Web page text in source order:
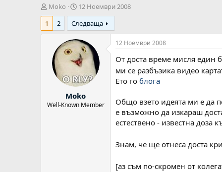
А
в
о
Moko
Н
а
ч
а
л
н
а
д
а
т
а
12 Ноември 2008
1
2 Следваща
Moko
Well-Known Member
12 Ноември 2008
От доста време мисля един
ми се разбъзика видео
Ето го блога
Общо взето идеята ми е да
е възможно да изкараш
естествено - известна доза
Знам, че ще отнеса доста
[аз съм по-скромен от